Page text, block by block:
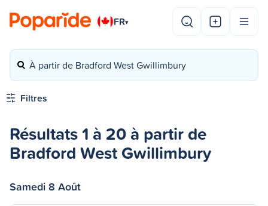
FR▾
À partir de Bradford West Gwillimbury
Filtres
Résultats 1 à 20 à partir de
Bradford West Gwillimbury
Samedi 8 Août